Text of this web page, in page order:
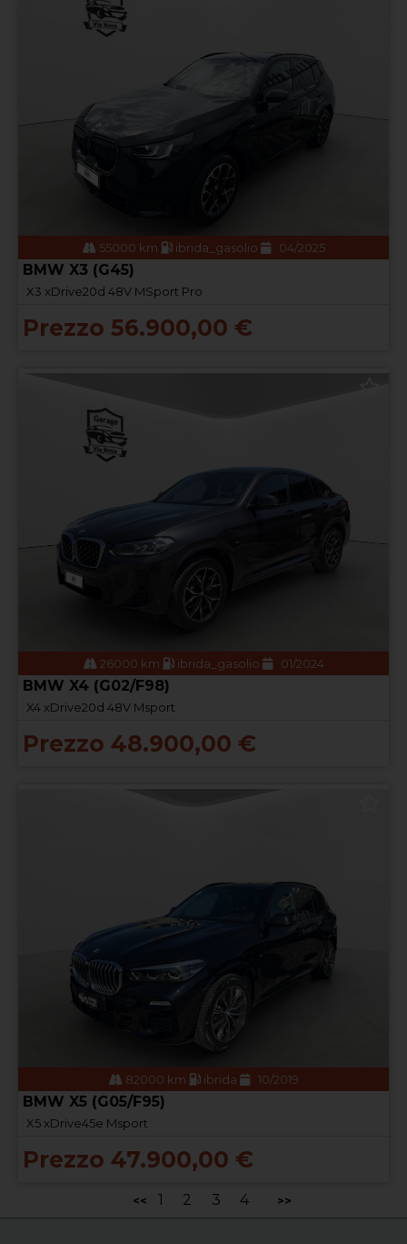
55000 km ibrida_gasolio 04/2025
BMW X3 (G45)
X3 xDrive20d 48V MSport Pro
Prezzo 56.900,00 €
26000 km ibrida_gasolio 01/2024
BMW X4 (G02/F98)
X4 xDrive20d 48V Msport
Prezzo 48.900,00 €
82000 km ibrida 10/2019
BMW X5 (G05/F95)
X5 xDrive45e Msport
Prezzo 47.900,00 €
<< 1 2 3 4 >>